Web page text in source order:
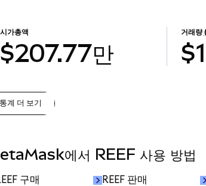
시가총액
$207.77만
거래량
통계 더 보기
에서 REEF 사용 방법
구매 REEF 판매